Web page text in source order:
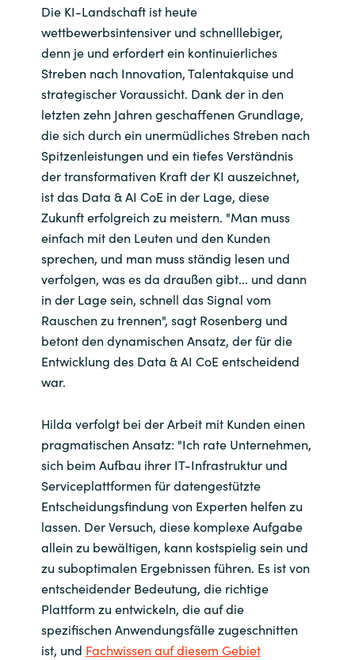
Die KI-Landschaft ist heute
wettbewerbsintensiver und schnelllebiger,
denn je und erfordert ein kontinuierliches
Streben nach Innovation, Talentakquise und
strategischer Voraussicht. Dank der in den
letzten zehn Jahren geschaffenen Grundlage,
die sich durch ein unermüdliches Streben nach
Spitzenleistungen und ein tiefes Verständnis
der transformativen Kraft der KI auszeichnet,
ist das Data & AI CoE in der Lage, diese
Zukunft erfolgreich zu meistern. "Man muss
einfach mit den Leuten und den Kunden
sprechen, und man muss ständig lesen und
verfolgen, was es da draußen gibt... und dann
in der Lage sein, schnell das Signal vom
Rauschen zu trennen", sagt Rosenberg und
betont den dynamischen Ansatz, der für die
Entwicklung des Data & AI CoE entscheidend
war.
Hilda verfolgt bei der Arbeit mit Kunden einen
pragmatischen Ansatz: "Ich rate Unternehmen,
sich beim Aufbau ihrer IT-Infrastruktur und
Serviceplattformen für datengestützte
Entscheidungsfindung von Experten helfen zu
lassen. Der Versuch, diese komplexe Aufgabe
allein zu bewältigen, kann kostspielig sein und
zu suboptimalen Ergebnissen führen. Es ist von
entscheidender Bedeutung, die richtige
Plattform zu entwickeln, die auf die
spezifischen Anwendungsfälle zugeschnitten
ist, und Fachwissen auf diesem Gebiet